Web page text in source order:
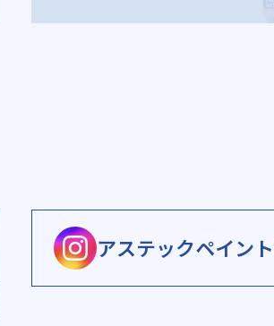
アステックペイント